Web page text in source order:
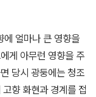
에 얼마나 큰 영향을
게 아무런 영향을 주
당시 광둥에는 청조
향 화현과 경계를 접